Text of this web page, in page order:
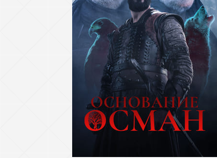
62 серия
63 серия
66 серия
67 серия
70 серия
71 серия
74 серия
75 серия
78 серия
79 серия
82 серия
83 серия